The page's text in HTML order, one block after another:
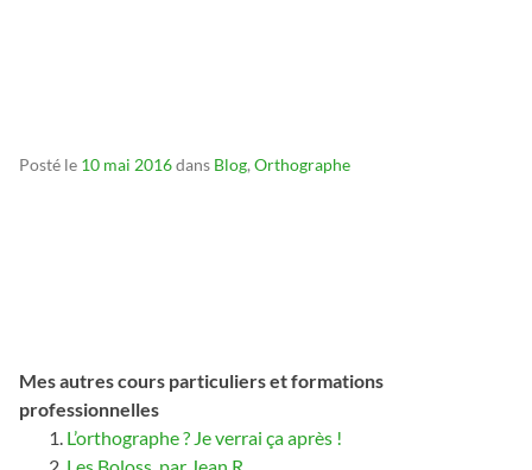
Posté le 10 mai 2016dans Blog, Orthographe
Mes autres cours particuliers et formations
professionnelles
L’orthographe ? Je verrai ça après !
Les Boloss, par Jean R.